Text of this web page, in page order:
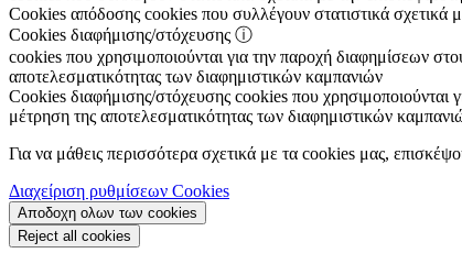
Cookies απόδοσης cookies που συλλέγουν στατιστικά σχετικά
Cookies διαφήμισης/στόχευσης ⓘ
cookies που χρησιμοποιούνται για την παροχή διαφημίσεων
αποτελεσματικότητας των διαφημιστικών καμπανιών
Cookies διαφήμισης/στόχευσης cookies που χρησιμοποιούνται
μέτρηση της αποτελεσματικότητας των διαφημιστικών
Για να μάθεις περισσότερα σχετικά με τα cookies μας,
Διαχείριση ρυθμίσεων Cookies
Αποδοχη ολων των cookies
Reject all cookies